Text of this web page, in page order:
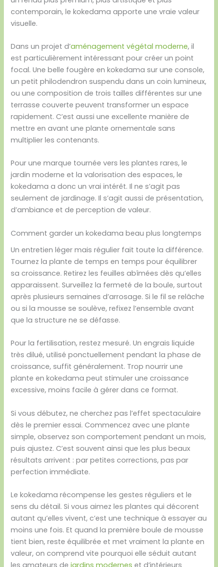
contemporain, le kokedama apporte une vraie valeur
visuelle.
Dans un projet d’aménagement végétal moderne, il
est particulièrement intéressant pour créer un point
focal. Une belle fougère en kokedama sur une console,
un petit philodendron suspendu dans un coin lumineux,
ou une composition de trois tailles différentes sur une
terrasse couverte peuvent transformer un espace
rapidement. C’est aussi une excellente manière de
mettre en avant une plante ornementale sans
multiplier les contenants.
Pour une marque tournée vers les plantes rares, le
jardin moderne et la valorisation des espaces, le
kokedama a donc un vrai intérêt. Il ne s’agit pas
seulement de jardinage. Il s’agit aussi de présentation,
d’ambiance et de perception de valeur.
Comment garder un kokedama beau plus longtemps
Un entretien léger mais régulier fait toute la différence.
Tournez la plante de temps en temps pour équilibrer
sa croissance. Retirez les feuilles abîmées dès qu’elles
apparaissent. Surveillez la fermeté de la boule, surtout
après plusieurs semaines d’arrosage. Si le fil se relâche
ou si la mousse se soulève, refixez l’ensemble avant
que la structure ne se défasse.
Pour la fertilisation, restez mesuré. Un engrais liquide
très dilué, utilisé ponctuellement pendant la phase de
croissance, suffit généralement. Trop nourrir une
plante en kokedama peut stimuler une croissance
excessive, moins facile à gérer dans ce format.
Si vous débutez, ne cherchez pas l’effet spectaculaire
dès le premier essai. Commencez avec une plante
simple, observez son comportement pendant un mois,
puis ajustez. C’est souvent ainsi que les plus beaux
résultats arrivent : par petites corrections, pas par
perfection immédiate.
Le kokedama récompense les gestes réguliers et le
sens du détail. Si vous aimez les plantes qui décorent
autant qu’elles vivent, c’est une technique à essayer au
moins une fois. Et quand la première boule de mousse
tient bien, reste équilibrée et met vraiment la plante en
valeur, on comprend vite pourquoi elle séduit autant
les amateurs dejardins modernes et d’intérieurs